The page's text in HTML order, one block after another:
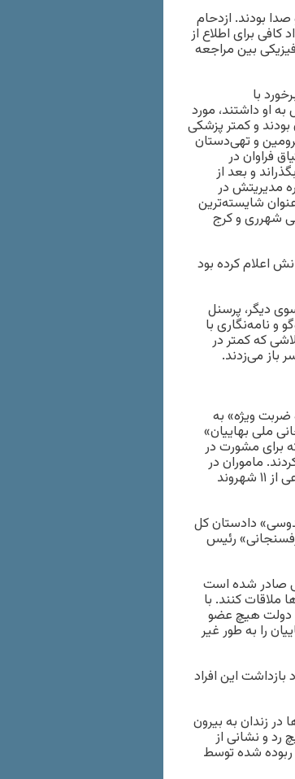
بودند. ازدحام
برای اطلاع از
بین مراجعه
با
او داشتند، مورد
و کمتر پزشکی
و تهی‌دستان
فراوان در
و بعد از
مدیریتش در
شایسته‌ترین
شهرری و کرج
اعلام کرده بود
دیگر، پرسنل
و نامه‌نگاری با
که کمتر در
باز می‌زدند.
«گروه ضربت ویژه» به
ملی بهاییان»
که برای مشورت در
ماموران در
بین راه صاحب‌خانه را از ماشین پیاده کرده بودند. از آن تاریخ تا امروز هیچ اطلاعی از ۱۱ شهروند
دادستان کل
رئیس
۱۳۵۹، رفسنجانی تایید کرد که دستور دستگیری ۱۱ بهایی صادر شده است
ملاقات کنند. با
شد که دولت هیچ عضو
را به طور غیر
این افراد
از آن‌ها در زندان به بیرون
از این واقعه، هیچ رد و نشانی از
و سرنوشت این ۱۱ شهروند بهایی ربوده‌ شده توسط